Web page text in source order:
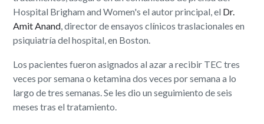
Hospital Brigham and Women's el autor principal, el Dr.
Amit Anand , director de ensayos clínicos traslacionales en
psiquiatría del hospital, en Boston.
Los pacientes fueron asignados al azar a recibir TEC tres
veces por semana o ketamina dos veces por semana a lo
largo de tres semanas. Se les dio un seguimiento de seis
meses tras el tratamiento.